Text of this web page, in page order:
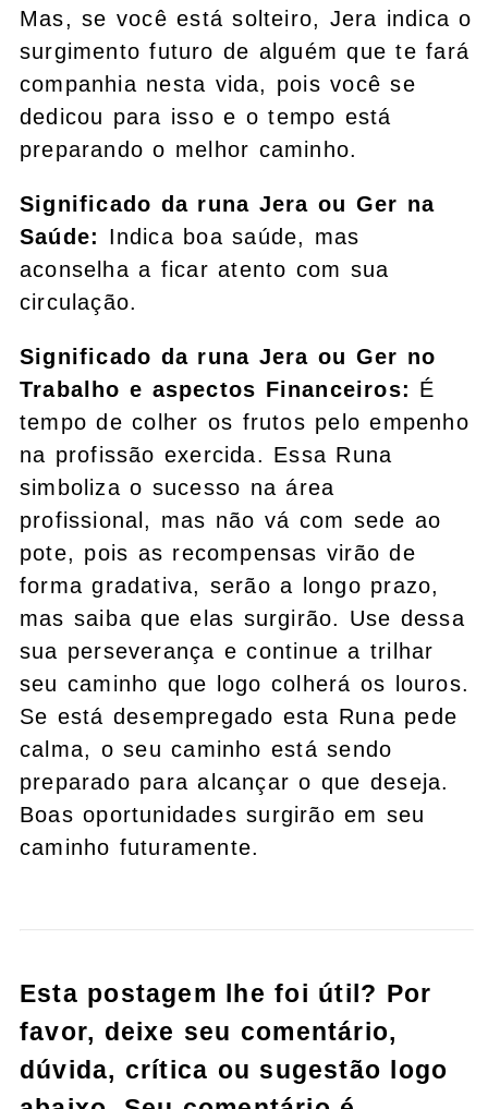
Mas, se você está solteiro, Jera indica o
surgimento futuro de alguém que te fará
companhia nesta vida, pois você se
dedicou para isso e o tempo está
preparando o melhor caminho.
Significado da runa Jera ou Ger na
Saúde: Indica boa saúde, mas
aconselha a ficar atento com sua
circulação.
Significado da runa Jera ou Ger no
Trabalho e aspectos Financeiros: É
tempo de colher os frutos pelo empenho
na profissão exercida. Essa Runa
simboliza o sucesso na área
profissional, mas não vá com sede ao
pote, pois as recompensas virão de
forma gradativa, serão a longo prazo,
mas saiba que elas surgirão. Use dessa
sua perseverança e continue a trilhar
seu caminho que logo colherá os louros.
Se está desempregado esta Runa pede
calma, o seu caminho está sendo
preparado para alcançar o que deseja.
Boas oportunidades surgirão em seu
caminho futuramente.
Esta postagem lhe foi útil? Por
favor, deixe seu comentário,
dúvida, crítica ou sugestão logo